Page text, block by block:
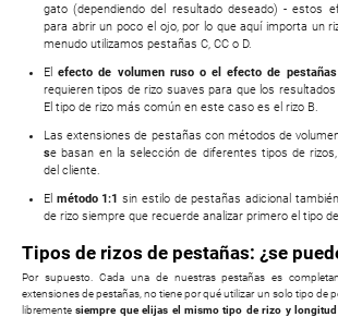
gato (dependiendo del resultado deseado) - estos
para abrir un poco el ojo, por lo que aquí importa un
menudo utilizamos pestañas C, CC o D.
El efecto de volumen ruso o el efecto de
requieren tipos de rizo suaves para que los
El tipo de rizo más común en este caso es el rizo B.
Las extensiones de pestañas con métodos de
se basan en la selección de diferentes tipos de
del cliente.
El método 1:1 sin estilo de pestañas adicional
de rizo siempre que recuerde analizar primero el tipo
Tipos de rizos de pestañas: ¿se
Por supuesto. Cada una de nuestras pestañas es
extensiones de pestañas, no tiene por qué utilizar un solo tipo de
librementesiempre que elijas el mismo tipo de rizo y longitud